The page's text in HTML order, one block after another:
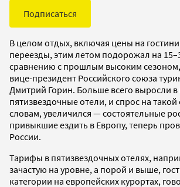
Подписаться
В целом отдых, включая цены на
переезды, этим летом подорожал на
сравнению с прошлым высоким
вице-президент Российского союза
Дмитрий Горин. Больше всего выросли в
пятизвездочные отели, и спрос на такой
словам, увеличился — состоятельные
привыкшие ездить в Европу, теперь
России.
Тарифы в пятизвездочных отелях,
зачастую на уровне, а порой и выше,
категории на европейских курортах,